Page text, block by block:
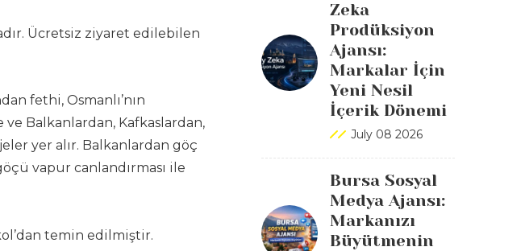
Zeka
Prodüksiyon
Ajansı:
Markalar İçin
Yeni Nesil
İçerik Dönemi
July 08 2026
Bursa Sosyal
Medya Ajansı:
Markanızı
Büyütmenin
Ücretsiz ziyaret edilebilen
fethi, Osmanlı’nın
Balkanlardan, Kafkaslardan,
yer alır. Balkanlardan göç
vapur canlandırması ile
temin edilmiştir.